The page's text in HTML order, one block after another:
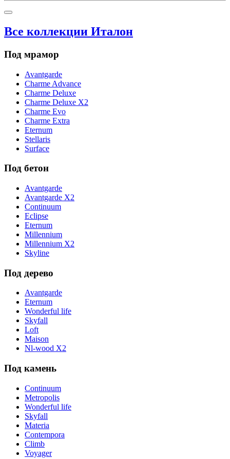
Все коллекции Италон
Под мрамор
Avantgarde
Charme Advance
Charme Deluxe
Charme Deluxe X2
Charme Evo
Charme Extra
Eternum
Stellaris
Surface
Под бетон
Avantgarde
Avantgarde X2
Continuum
Eclipse
Eternum
Millennium
Millennium X2
Skyline
Под дерево
Avantgarde
Eternum
Wonderful life
Skyfall
Loft
Maison
Nl-wood X2
Под камень
Continuum
Metropolis
Wonderful life
Skyfall
Materia
Contempora
Climb
Voyager